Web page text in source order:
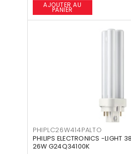
AJOUTER AU
PANIER
PHIPLC26W414PALTO
PHILIPS ELECTRONICS -LIGHT
26W G24Q34100K